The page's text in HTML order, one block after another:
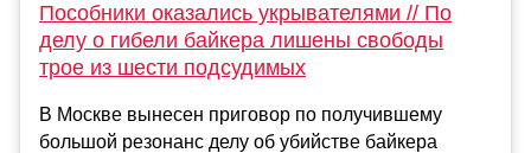
Пособники оказались укрывателями // По
делу о гибели байкера лишены свободы
трое из шести подсудимых
В Москве вынесен приговор по получившему
большой резонанс делу об убийстве байкера